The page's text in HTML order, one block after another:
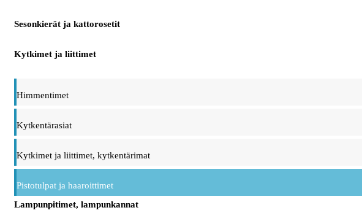
Sesonkierät ja kattorosetit
Kytkimet ja liittimet
Himmentimet
Kytkentärasiat
Kytkimet ja liittimet, kytkentärimat
Pistotulpat ja haaroittimet
Lampunpitimet, lampunkannat